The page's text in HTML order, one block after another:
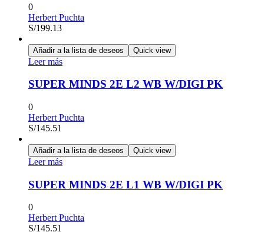
0
Herbert Puchta
S/199.13
Añadir a la lista de deseos Quick view
Leer más
SUPER MINDS 2E L2 WB W/DIGI PK
0
Herbert Puchta
S/145.51
Añadir a la lista de deseos Quick view
Leer más
SUPER MINDS 2E L1 WB W/DIGI PK
0
Herbert Puchta
S/145.51